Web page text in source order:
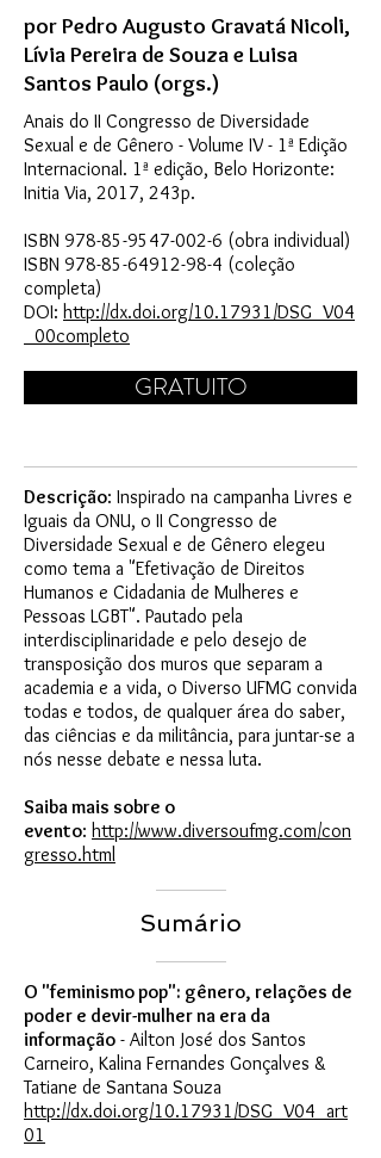
por Pedro Augusto Gravatá Nicoli,
Lívia Pereira de Souza e Luisa
Santos Paulo (orgs.)
Anais do II Congresso de Diversidade
Sexual e de Gênero - Volume IV - 1ª Edição
Internacional. 1ª edição, Belo Horizonte:
Initia Via, 2017, 243p.
ISBN 978-85-9547-002-6 (obra individual)
ISBN 978-85-64912-98-4 (coleção
completa)
DOI: http://dx.doi.org/10.17931/DSG_V04
_00completo
GRATUITO
Descrição: Inspirado na campanha Livres e
Iguais da ONU, o II Congresso de
Diversidade Sexual e de Gênero elegeu
como tema a "Efetivação de Direitos
Humanos e Cidadania de Mulheres e
Pessoas LGBT". Pautado pela
interdisciplinaridade e pelo desejo de
transposição dos muros que separam a
academia e a vida, o Diverso UFMG convida
todas e todos, de qualquer área do saber,
das ciências e da militância, para juntar-se a
nós nesse debate e nessa luta.
Saiba mais sobre o
evento: http://www.diversoufmg.com/con
gresso.html
Sumário
O "feminismo pop": gênero, relações de
poder e devir-mulher na era da
informação - Ailton José dos Santos
Carneiro, Kalina Fernandes Gonçalves &
Tatiane de Santana Souza
http://dx.doi.org/10.17931/DSG_V04_art
01